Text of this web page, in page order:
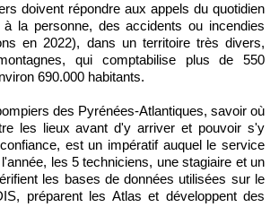
doivent répondre aux appels du quotidien
la personne, des accidents ou incendies
en 2022), dans un territoire très divers,
qui comptabilise plus de 550
690.000 habitants.
des Pyrénées-Atlantiques, savoir où
les lieux avant d'y arriver et pouvoir s'y
est un impératif auquel le service
les 5 techniciens, une stagiaire et un
les bases de données utilisées sur le
préparent les Atlas et développent des